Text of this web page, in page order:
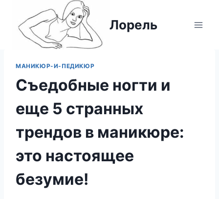
содержимому
Лорель
МАНИКЮР-И-ПЕДИКЮР
Съедобные ногти и
еще 5 странных
трендов в маникюре:
это настоящее
безумие!